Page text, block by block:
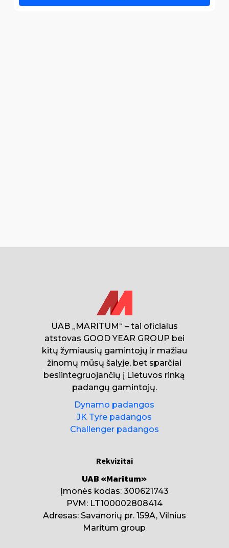
UAB „MARITUM“ – tai oficialus
atstovas GOOD YEAR GROUP bei
kitų žymiausių gamintojų ir mažiau
žinomų mūsų šalyje, bet sparčiai
besiintegruojančių į Lietuvos rinką
padangų gamintojų.
Dynamo padangos
JK Tyre padangos
Challenger padangos
Rekvizitai
UAB «Maritum»
Įmonės kodas: 300621743
PVM: LT100002808414
Adresas: Savanorių pr. 159A, Vilnius
Maritum group